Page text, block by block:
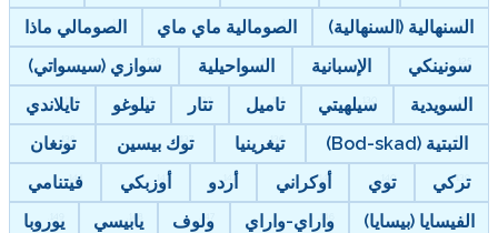
السنهالية (السنهالية)
الصومالية ماي ماي
الصومالي ماذا
سونينكي
الإسبانية السواحيلية
سوازي (سيسواتي)
السويدية
سيلهيتي تاميل تتار تيلوغو
تايلاندي
التبتية (Bod-skad)
تيغرينيا توك بيسين
تونغان
تركي
توي أوكراني أردو أوزبكي
فيتنامي
الفيسايا (بيسايا)
واراي-واراي ولوف يابيسي
يوروبا